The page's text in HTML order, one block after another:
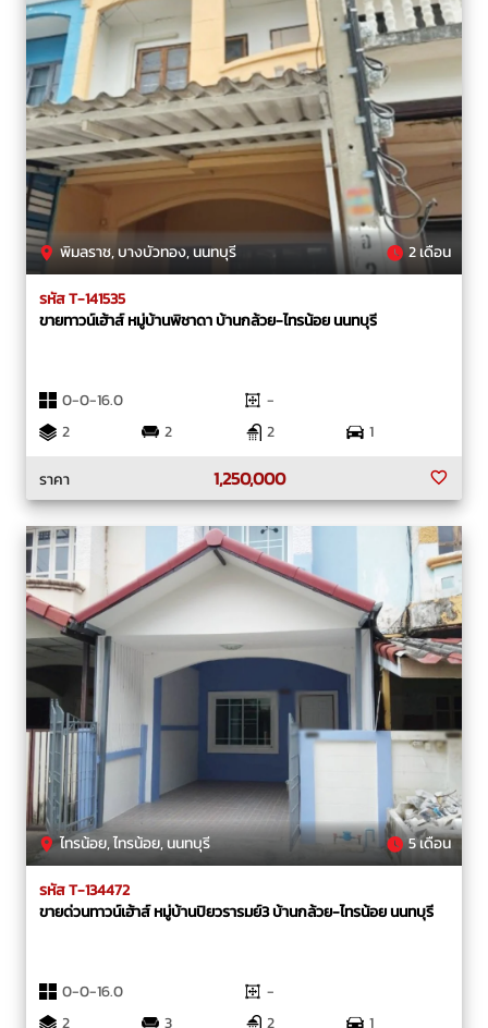
พิมลราช, บางบัวทอง, นนทบุรี 2 เดือน
รหัส T-141535
ขายทาวน์เฮ้าส์ หมู่บ้านพิชาดา บ้านกล้วย-ไทรน้อย นนทบุรี
0-0-16.0
-
2
2 2
1
ราคา
1,250,000
ไทรน้อย, ไทรน้อย, นนทบุรี 5 เดือน
รหัส T-134472
ขายด่วนทาวน์เฮ้าส์ หมู่บ้านปิยวรารมย์3 บ้านกล้วย-ไทรน้อย นนทบุรี
0-0-16.0
-
2
3 2
1